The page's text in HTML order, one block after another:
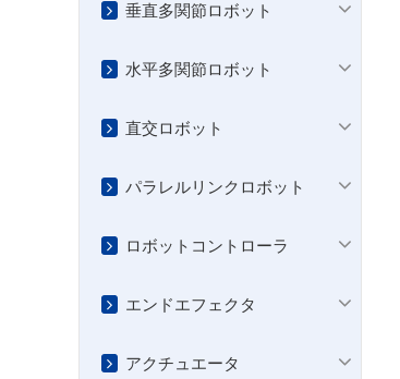
垂直多関節ロボット
水平多関節ロボット
直交ロボット
パラレルリンクロボット
ロボットコントローラ
エンドエフェクタ
アクチュエータ